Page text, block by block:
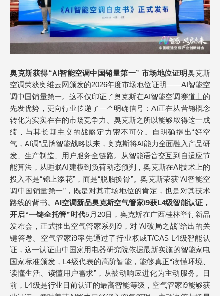
奥克斯获得“AI智能空调中国销量第一” 市场地位证明奥克斯
空调荣获奥维云网颁发的2026年度市场地位证明——AI智能空
调中国销量第一。这不仅印证了奥克斯在AI智能空调赛道上的
先发优势，更向行业传递了一个明确信号：AI正在从营销概念
转化为实实在在的市场竞争力。奥克斯之所以能够取得这一成
绩，与其长期主义的战略定力密不可分。自明确提出“好空
气，AI调”品牌智能战略以来，奥克斯将AI能力全面融入产品研
发、生产制造、用户服务全链路。从智能语音交互到自适应节
能算法，从睡眠AI建模到负荷动态预判，奥克斯在AI技术上的
投入不是“锦上添花”，而是“脱胎换骨”。奥克斯荣获“AI智能空
调中国销量第一”，既是对其市场地位的肯定，也是对其技术
路线的背书。 AI空调新品奥克斯空气管家i9获L4级智能认证，
开启“一键全托管”时代5月20日，奥克斯在广西桂林举行新品
发布会，正式推出空气管家系列i9，对“AI破局之战”给出的关
键答卷。空气管家i9率先通过了行业权威T/CAS L4级智能认
证，这一认证由中国家用电器研究院依据最新实施的智能家电
国家标准颁发，L4级代表的高阶智能，能够真正“读懂环境、
读懂生活、读懂用户需求”，从被动响应进化为主动服务。目
前，L4级是行业目前认证的最高智能等级，空气管家i9能够获